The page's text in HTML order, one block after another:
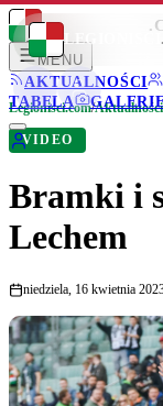
LEGIONISCI
MENU
AKTUALNOŚCI
TABELA
LEGIONISCI
Legionisci.com/Aktualności
VIDEO
Bramki i
Lechem
niedziela, 16 kwietnia